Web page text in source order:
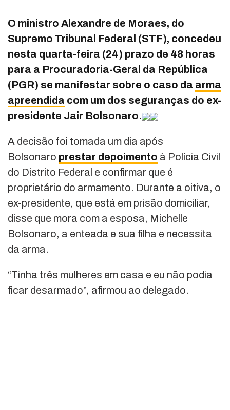
O ministro Alexandre de Moraes, do
Supremo Tribunal Federal (STF), concedeu
nesta quarta-feira (24) prazo de 48 horas
para a Procuradoria-Geral da República
(PGR) se manifestar sobre o caso da arma
apreendida com um dos seguranças do ex-
presidente Jair Bolsonaro.
A decisão foi tomada um dia após
Bolsonaro prestar depoimento à Polícia Civil
do Distrito Federal e confirmar que é
proprietário do armamento. Durante a oitiva, o
ex-presidente, que está em prisão domiciliar,
disse que mora com a esposa, Michelle
Bolsonaro, a enteada e sua filha e necessita
da arma.
“Tinha três mulheres em casa e eu não podia
ficar desarmado”, afirmou ao delegado.